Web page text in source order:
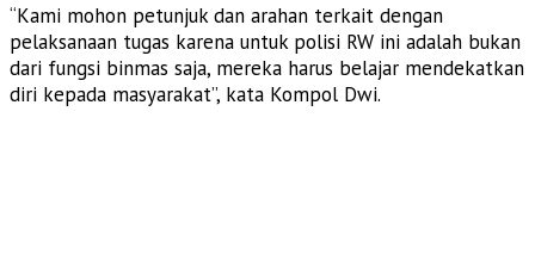
“Kami mohon petunjuk dan arahan terkait dengan
pelaksanaan tugas karena untuk polisi RW ini adalah bukan
dari fungsi binmas saja, mereka harus belajar mendekatkan
diri kepada masyarakat”, kata Kompol Dwi.